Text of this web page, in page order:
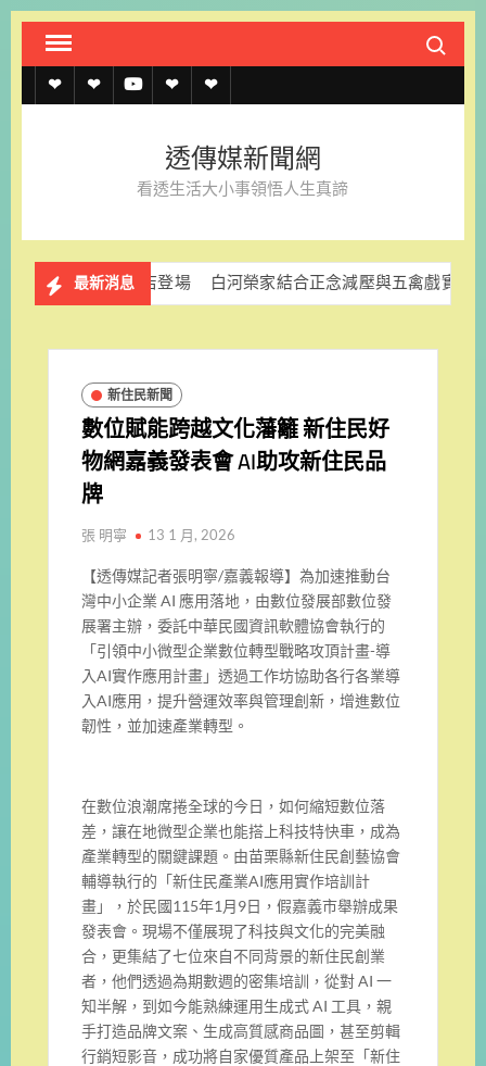
Skip
content
Search
透
約
透
上
記
單
透 聯
我
官
LINE
透傳媒新聞網
看透生活大小事領悟人生真諦
最新消息
艦店登場 白河榮家結合正念減壓與五禽戲實作守護長者心理
新住民新聞
數位賦能跨越文化藩籬 新住民好
物網嘉義發表會 AI助攻新住民品
牌
張 明寧 13 1 月, 2026
【透傳媒記者張明寧/嘉義報導】為加速推動台
灣中小企業 AI 應用落地，由數位發展部數位發
展署主辦，委託中華民國資訊軟體協會執行的
「引領中小微型企業數位轉型戰略攻頂計畫-導
入AI實作應用計畫」透過工作坊協助各行各業導
入AI應用，提升營運效率與管理創新，增進數位
韌性，並加速產業轉型。
在數位浪潮席捲全球的今日，如何縮短數位落
差，讓在地微型企業也能搭上科技特快車，成為
產業轉型的關鍵課題。由苗栗縣新住民創藝協會
輔導執行的「新住民產業AI應用實作培訓計
畫」，於民國115年1月9日，假嘉義市舉辦成果
發表會。現場不僅展現了科技與文化的完美融
合，更集結了七位來自不同背景的新住民創業
者，他們透過為期數週的密集培訓，從對 AI 一
知半解，到如今能熟練運用生成式 AI 工具，親
手打造品牌文案、生成高質感商品圖，甚至剪輯
行銷短影音，成功將自家優質產品上架至「新住